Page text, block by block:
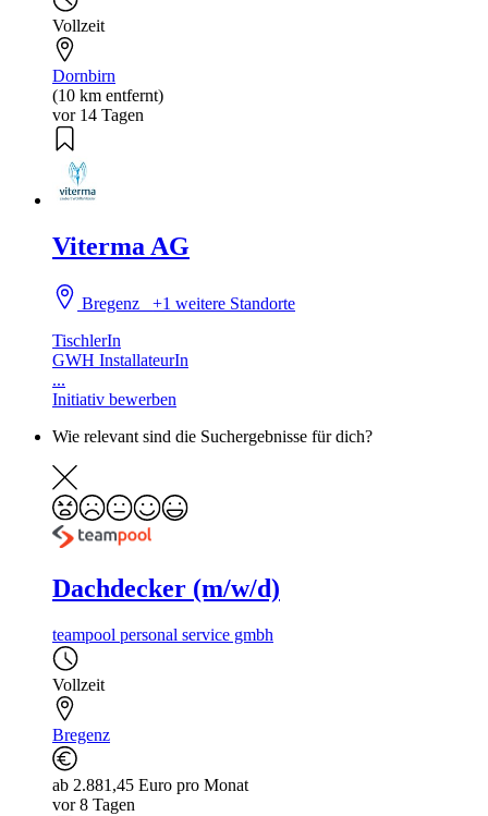
Vollzeit
Dornbirn
(10 km entfernt)
vor 14 Tagen
Viterma AG
Bregenz+1 weitere Standorte
TischlerIn
GWH InstallateurIn
...
Initiativ bewerben
Wie relevant sind die Suchergebnisse für dich?
Dachdecker (m/w/d)
teampool personal service gmbh
Vollzeit
Bregenz
ab 2.881,45 Euro pro Monat
vor 8 Tagen